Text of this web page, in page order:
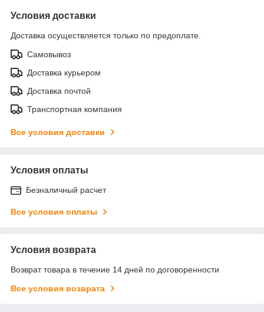
Условия доставки
Доставка осуществляется только по предоплате.
Самовывоз
Доставка курьером
Доставка почтой
Транспортная компания
Все условия доставки
Условия оплаты
Безналичный расчет
Все условия оплаты
Условия возврата
Возврат товара в течение 14 дней по договоренности
Все условия возврата